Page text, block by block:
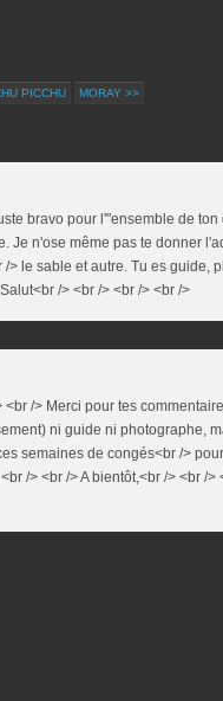
PICCHU MORAY >>
bravo pour l'"ensemble de
Je n'ose même pas te donner
> le sable et autre. Tu es guide,
/> <br /> <br /> <br />
<br /> Merci pour tes
ni guide ni photographe,
semaines de congés<br />
/> <br /> A bientôt,<br /> <br /